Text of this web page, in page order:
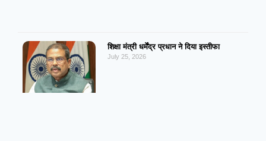
शिक्षा मंत्री धर्मेंद्र प्रधान ने दिया इस्तीफा
July 25, 2026